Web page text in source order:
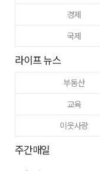
경제
국제
라이프 뉴스
부동산
교육
이웃사랑
주간매일